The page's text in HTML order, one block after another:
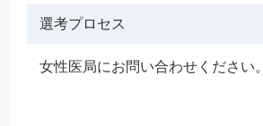
選考プロセス
女性医局にお問い合わせください。